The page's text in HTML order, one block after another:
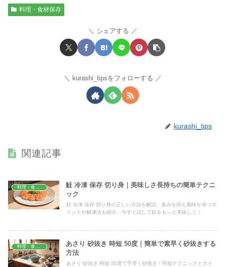
料理・食材保存
シェアする
kurashi_tipsをフォローする
kurashi_tips
関連記事
鮭 冷凍 保存 切り身｜美味しさ長持ちの簡単テクニ
ック
鮭 冷凍 保存 切り身の正しい方法を解説。臭みを抑え風味を保つポ
イントや解凍法も紹介。今すぐ試して鮭をもっと美味しく！
あさり 砂抜き 時短 50度｜簡単で素早く砂抜きする
方法
あさり 砂抜き 時短 50度で手早く砂抜き！時短テクニックとポイ